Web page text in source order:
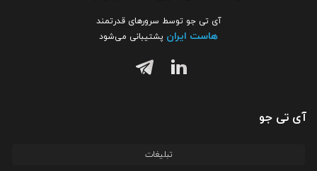
آی تی جو توسط سرورهای قدرتمند
هاست ایران پشتیبانی می‌شود
آی تی جو
تبلیغات